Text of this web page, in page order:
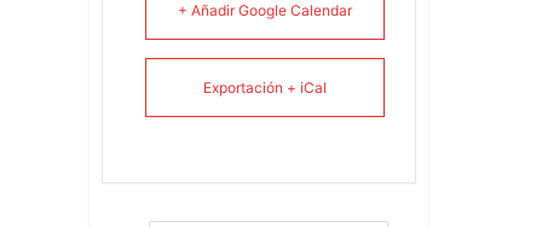
+ Añadir Google Calendar
Exportación + iCal